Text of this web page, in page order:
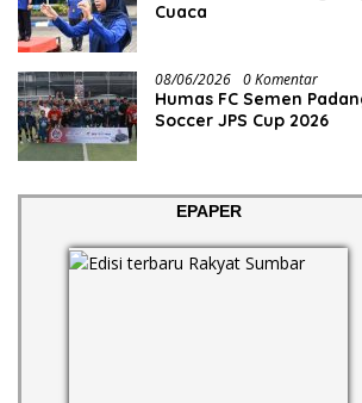
Cuaca
08/06/2026 0 Komentar
Humas FC Semen
Soccer JPS Cup 2026
EPAPER